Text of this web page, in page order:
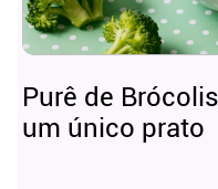
Purê de
um único prato